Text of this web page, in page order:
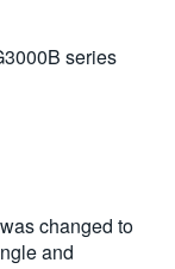
series
changed to
and